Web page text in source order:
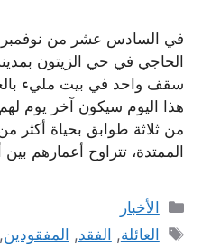
الحاجي في حي الزيتون
سقف واحد في بيت مليء
هذا اليوم سيكون آخر يوم لهم
من ثلاثة طوابق بحياة أكثر
الممتدة، تتراوح أعمارهم
التصنيفات
الأخبار
الوسوم
العائلة, الفقد, المفقودين,